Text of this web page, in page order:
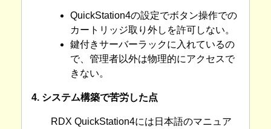
QuickStation4の設定でボタン操作での
カートリッジ取り外しを許可しない。
鍵付きサーバーラックに入れているの
で、管理者以外は物理的にアクセスで
きない。
4. システム構築で苦労した点
RDX QuickStation4には日本語のマニュア